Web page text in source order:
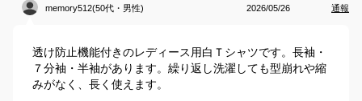
memory512(50代・男性) 2026/05/26 通報
透け防止機能付きのレディース用白Ｔシャツです。長袖・
７分袖・半袖があります。繰り返し洗濯しても型崩れや縮
みがなく、長く使えます。